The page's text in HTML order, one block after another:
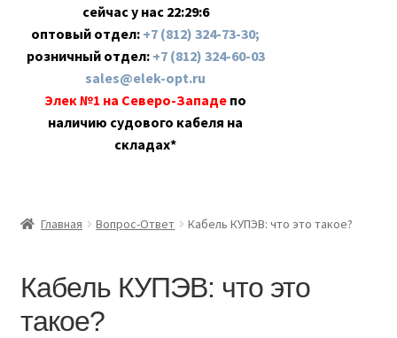
сейчас у нас 22:29:6
оптовый отдел: +7 (812) 324-73-30;
розничный отдел: +7 (812) 324-60-03
sales@elek-opt.ru
Элек №1 на Северо-Западе по
наличию судового кабеля на
складах*
Контакты
Главная Вопрос-Ответ Кабель КУПЭВ: что это такое?
Кабель КУПЭВ: что это
такое?